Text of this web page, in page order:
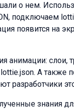
о нем.
подключаем
появится на
анимации: слои,
А также
разработчики
знания